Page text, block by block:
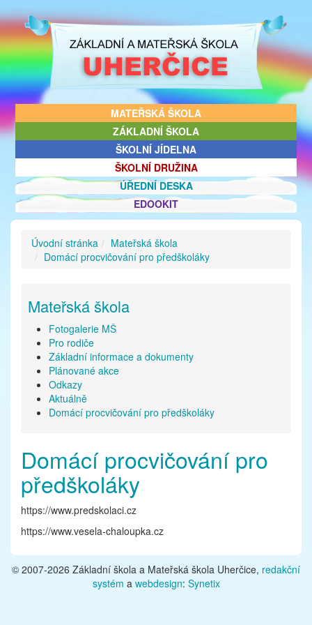
MATEŘSKÁ ŠKOLA
ZÁKLADNÍ ŠKOLA
ŠKOLNÍ JÍDELNA
ŠKOLNÍ DRUŽINA
ÚŘEDNÍ DESKA
EDOOKIT
Úvodní stránka
Mateřská škola
Domácí procvičování pro předškoláky
Mateřská škola
Fotogalerie MŠ
Pro rodiče
Základní informace a dokumenty
Plánované akce
Odkazy
Aktuálně
Domácí procvičování pro předškoláky
Domácí procvičování pro
předškoláky
https://www.predskolaci.cz
https://www.vesela-chaloupka.cz
© 2007-2026 Základní škola a Mateřská škola Uherčice, redakční
systém a webdesign: Synetix